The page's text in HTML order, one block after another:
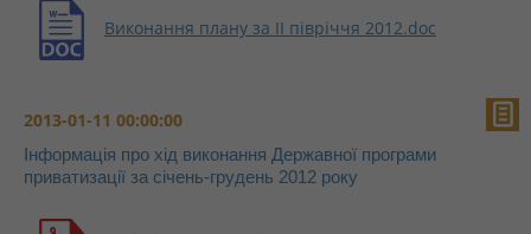
Виконання плану за ІІ півріччя 2012.doc
2013-01-11 00:00:00
Інформація про хід виконання Державної програми
приватизації за січень-грудень 2012 року